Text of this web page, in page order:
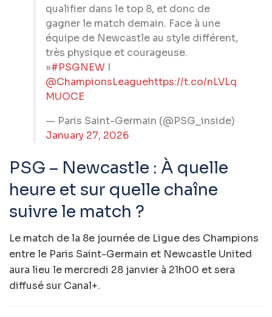
qualifier dans le top 8, et donc de
gagner le match demain. Face à une
équipe de Newcastle au style différent,
très physique et courageuse.
»#PSGNEW I
@ChampionsLeaguehttps://t.co/nLVLq
MUOCE
— Paris Saint-Germain (@PSG_inside)
January 27, 2026
PSG – Newcastle : À quelle
heure et sur quelle chaîne
suivre le match ?
Le match de la 8e journée de Ligue des Champions
entre le Paris Saint-Germain et Newcastle United
aura lieu le mercredi 28 janvier à 21h00 et sera
diffusé sur Canal+.